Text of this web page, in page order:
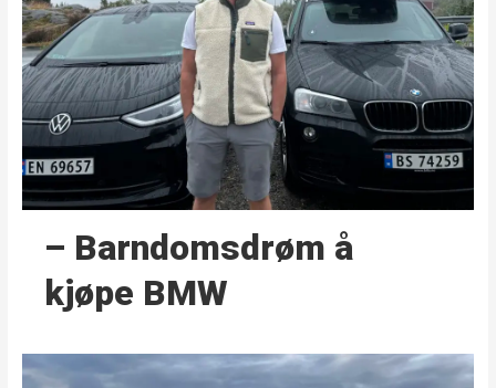
– Barndoms­drøm å
kjøpe BMW